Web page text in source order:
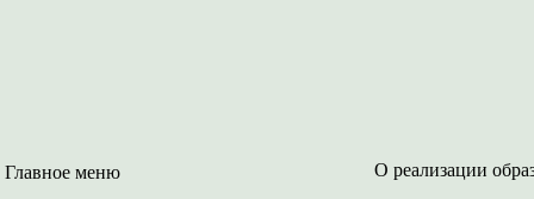
Главное меню
О реализации